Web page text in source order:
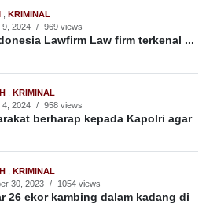
, KRIMINAL
2024 / 969 views
Lawfirm Law firm terkenal ...
, KRIMINAL
2024 / 958 views
berharap kepada Kapolri agar
, KRIMINAL
30, 2023 / 1054 views
26 ekor kambing dalam kadang di